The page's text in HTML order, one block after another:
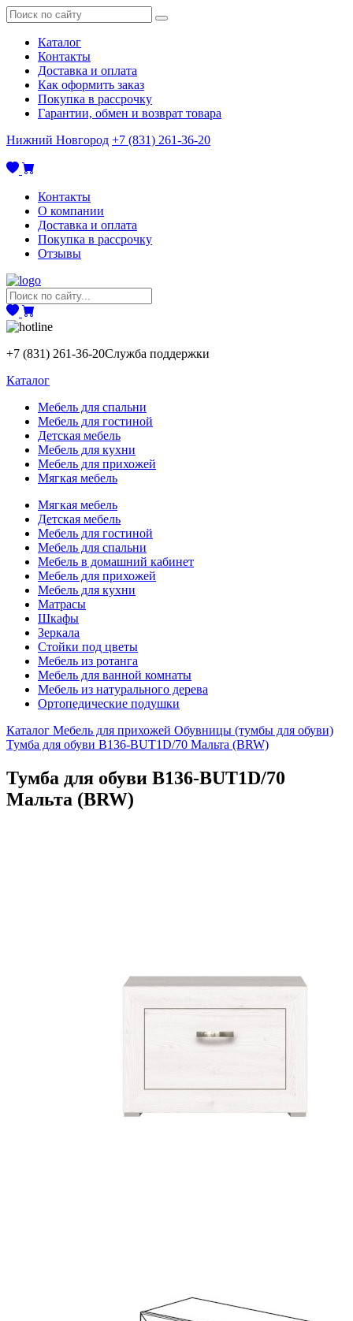
Каталог
Контакты
Доставка и оплата
Как оформить заказ
Покупка в рассрочку
Гарантии, обмен и возврат товара
Нижний Новгород +7 (831) 261-36-20
Контакты
О компании
Доставка и оплата
Покупка в рассрочку
Отзывы
+7 (831) 261-36-20Служба поддержки
Каталог
Мебель для спальни
Мебель для гостиной
Детская мебель
Мебель для кухни
Мебель для прихожей
Мягкая мебель
Мягкая мебель
Детская мебель
Мебель для гостиной
Мебель для спальни
Мебель в домашний кабинет
Мебель для прихожей
Мебель для кухни
Матрасы
Шкафы
Зеркала
Стойки под цветы
Мебель из ротанга
Мебель для ванной комнаты
Мебель из натурального дерева
Ортопедические подушки
Каталог Мебель для прихожей Обувницы (тумбы для обуви)
Тумба для обуви B136-BUT1D/70 Мальта (BRW)
Тумба для обуви B136-BUT1D/70
Мальта (BRW)